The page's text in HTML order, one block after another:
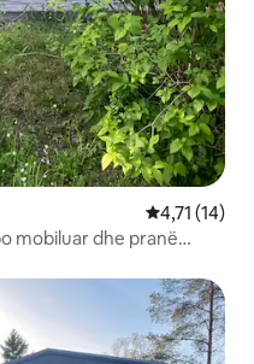
Vlerësimi
4,71 (14)
mobiluar dhe pranë